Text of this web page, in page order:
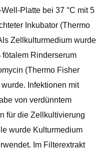
Platte bei 37 °C mit 5
Inkubator (Thermo
Zellkulturmedium wurde
fötalem Rinderserum
(Thermo Fisher
Infektionen mit
von verdünntem
für die Zellkultivierung
wurde Kulturmedium
Im Filterextrakt